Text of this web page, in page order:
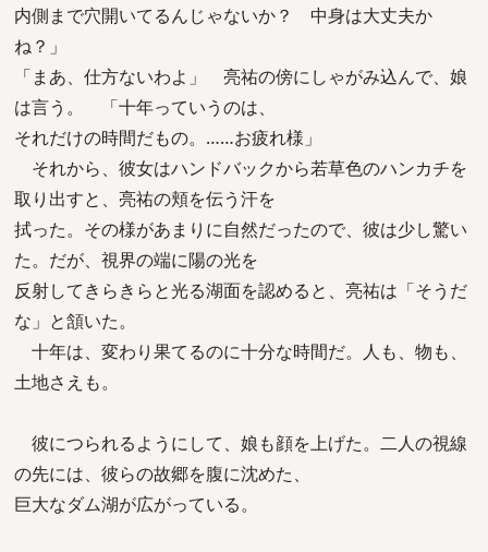
内側まで穴開いてるんじゃないか？ 中身は大丈夫か
ね？」
「まあ、仕方ないわよ」 亮祐の傍にしゃがみ込んで、娘
は言う。 「十年っていうのは、
それだけの時間だもの。……お疲れ様」
それから、彼女はハンドバックから若草色のハンカチを
取り出すと、亮祐の頬を伝う汗を
拭った。その様があまりに自然だったので、彼は少し驚い
た。だが、視界の端に陽の光を
反射してきらきらと光る湖面を認めると、亮祐は「そうだ
な」と頷いた。
十年は、変わり果てるのに十分な時間だ。人も、物も、
土地さえも。
彼につられるようにして、娘も顔を上げた。二人の視線
の先には、彼らの故郷を腹に沈めた、
巨大なダム湖が広がっている。